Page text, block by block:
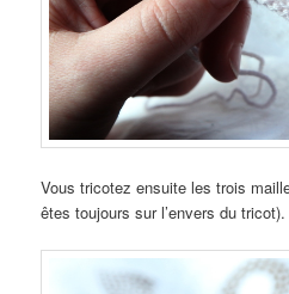
Vous tricotez ensuite les trois
êtes toujours sur l’envers du tricot).